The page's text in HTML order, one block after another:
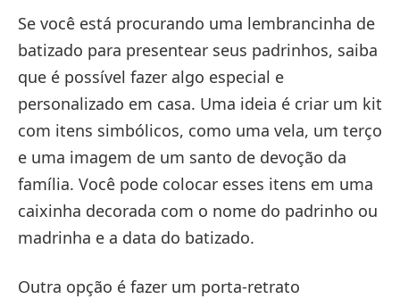
Se você está procurando uma lembrancinha de
batizado para presentear seus padrinhos, saiba
que é possível fazer algo especial e
personalizado em casa. Uma ideia é criar um kit
com itens simbólicos, como uma vela, um terço
e uma imagem de um santo de devoção da
família. Você pode colocar esses itens em uma
caixinha decorada com o nome do padrinho ou
madrinha e a data do batizado.
Outra opção é fazer um porta-retrato